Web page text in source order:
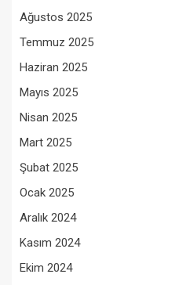
Ağustos 2025
Temmuz 2025
Haziran 2025
Mayıs 2025
Nisan 2025
Mart 2025
Şubat 2025
Ocak 2025
Aralık 2024
Kasım 2024
Ekim 2024